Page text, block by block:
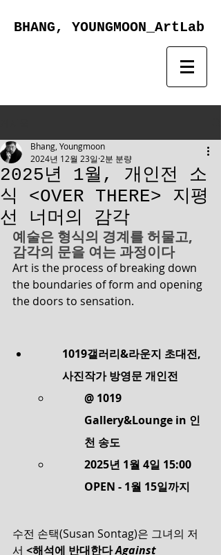
BHANG, YOUNGMOON_ArtLab
2025년 1월, 개인전 소
식 <OVER THERE> 지평
선 너머의 감각
Bhang, Youngmoon
2024년 12월 23일 2분 분량
예술은 형식의 경계를 허물고,
감각의 문을 여는 과정이다
Art is the process of breaking down
the boundaries of form and opening
the doors to sensation.
1019갤러리&라운지 초대전,
사진작가 방영문 개인전
@ 1019
Gallery&Lounge in 인
천 송도
2025년 1월 4일 15:00
OPEN - 1월 15일까지
수전 손택(Susan Sontag)은 그녀의 저
서 <해석에 반대한다 Against